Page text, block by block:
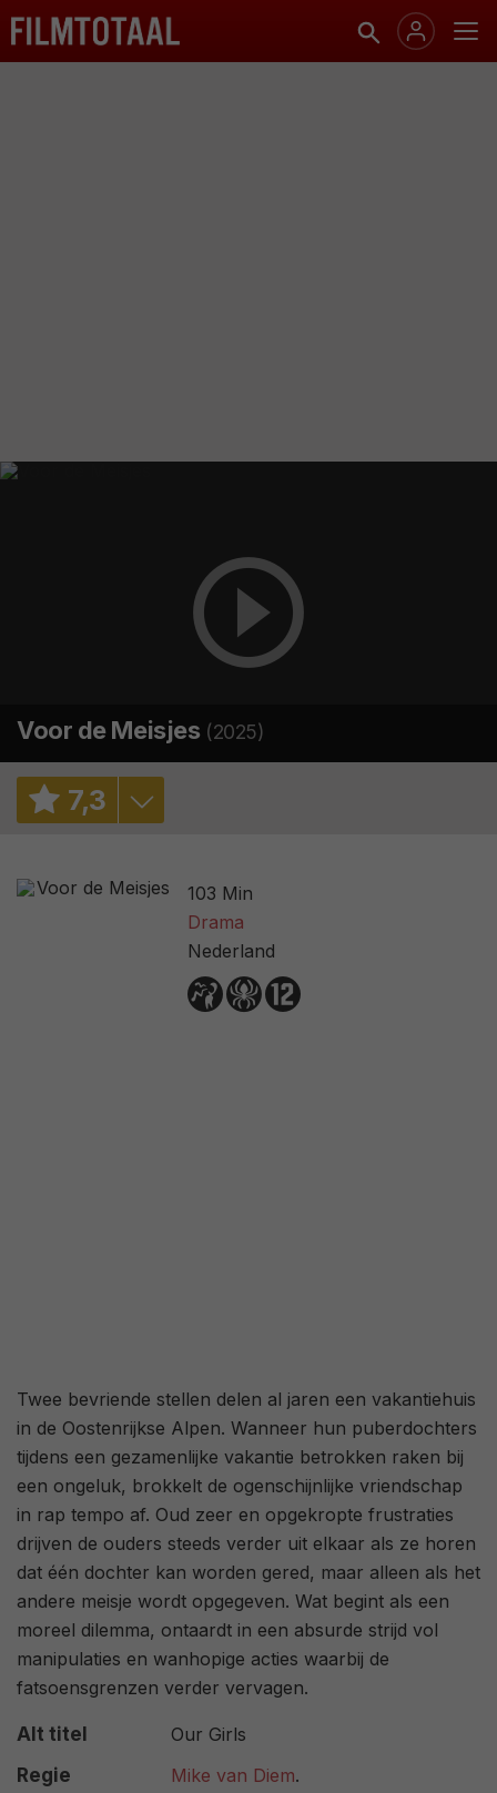
Voor de Meisjes (2025)
7,3
7,4/ 3527
3,6
103 Min
Drama
Nederland
Twee bevriende stellen delen al jaren een vakantiehuis
in de Oostenrijkse Alpen. Wanneer hun puberdochters
tijdens een gezamenlijke vakantie betrokken raken bij
een ongeluk, brokkelt de ogenschijnlijke vriendschap
in rap tempo af. Oud zeer en opgekropte frustraties
drijven de ouders steeds verder uit elkaar als ze horen
dat één dochter kan worden gered, maar alleen als het
andere meisje wordt opgegeven. Wat begint als een
moreel dilemma, ontaardt in een absurde strijd vol
manipulaties en wanhopige acties waarbij de
fatsoensgrenzen verder vervagen.
Alt titel
Our Girls
Regie
Mike van Diem.